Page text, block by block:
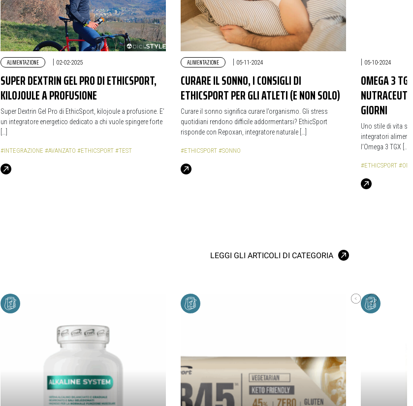
ALIMENTAZIONE | 02-02-2025
SUPER DEXTRIN GEL PRO DI ETHICSPORT,
KILOJOULE A PROFUSIONE
Super Dextrin Gel Pro di EthicSport, kilojoule a profusione. E’
un integratore energetico dedicato a chi vuole spingere forte
#INTEGRAZIONE #AVANZATO #ETHICSPORT #TEST
ALIMENTAZIONE | 05-11-2024
CURARE IL SONNO, I CONSIGLI DI
ETHICSPORT PER GLI ATLETI (E NON SOLO)
Curare il sonno significa curare l’organismo. Gli stress
quotidiani rendono difficile addormentarsi? EthicSport
risponde con Repoxan, integratore naturale […]
#ETHICSPORT #SONNO
| 05-10-2024
OMEGA 3
GIORNI
Uno stile di vita
integratori
l’Omega 3 TGX […]
#ETHICSPORT
LEGGI GLI ARTICOLI DI CATEGORIA